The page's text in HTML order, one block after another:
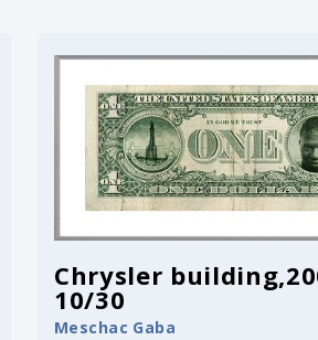
Chrysler
10/30
Meschac Gaba